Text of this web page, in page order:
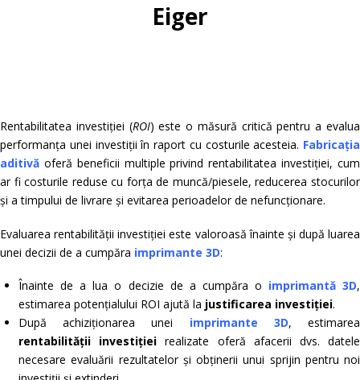
Eiger
Rentabilitatea investiției (ROI) este o măsură critică pentru a evalua
performanța unei investiții în raport cu costurile acesteia. Fabricația
aditivă oferă beneficii multiple privind rentabilitatea investiției, cum
ar fi costurile reduse cu forța de muncă/piesele, reducerea stocurilor
și a timpului de livrare și evitarea perioadelor de nefuncționare.
Evaluarea rentabilității investiției este valoroasă înainte și după luarea
unei decizii de a cumpăra imprimante 3D:
Înainte de a lua o decizie de a cumpăra o imprimantă 3D,
estimarea potențialului ROI ajută la justificarea investiției.
După achiziționarea unei imprimante 3D, estimarea
rentabilității investițieirealizate oferă afacerii dvs. datele
necesare evaluării rezultatelor și obținerii unui sprijin pentru noi